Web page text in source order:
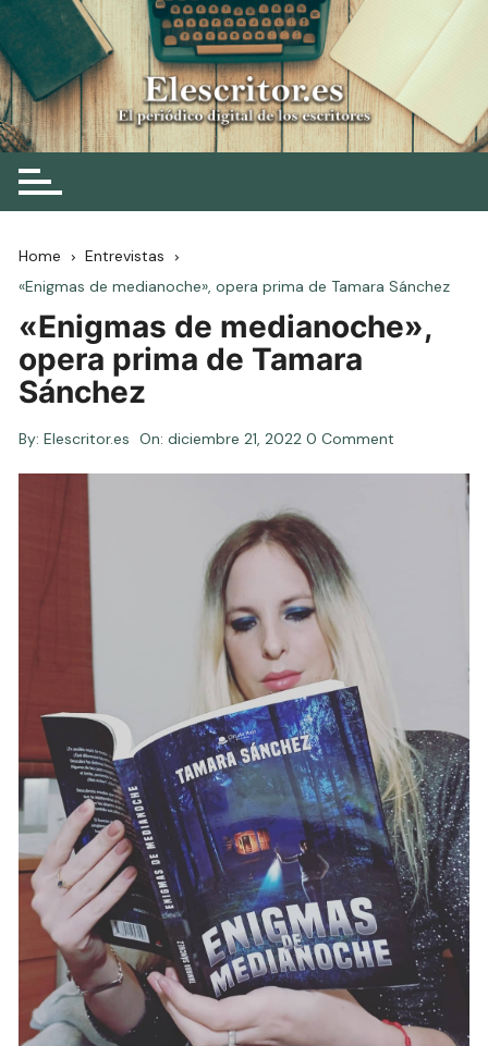
Skip
to
content
Elescritor.es
El periódico digital de los escritores
Home
Entrevistas
«Enigmas de medianoche», opera prima de Tamara Sánchez
«Enigmas de medianoche»,
opera prima de Tamara
Sánchez
By: Elescritor.es On:diciembre 21, 2022 0 Comment